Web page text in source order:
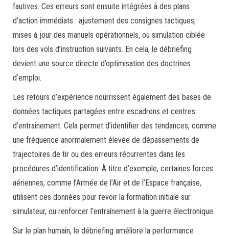
fautives. Ces erreurs sont ensuite intégrées à des plans
d’action immédiats : ajustement des consignes tactiques,
mises à jour des manuels opérationnels, ou simulation ciblée
lors des vols d’instruction suivants. En cela, le débriefing
devient une source directe d’optimisation des doctrines
d’emploi.
Les retours d’expérience nourrissent également des bases de
données tactiques partagées entre escadrons et centres
d’entraînement. Cela permet d’identifier des tendances, comme
une fréquence anormalement élevée de dépassements de
trajectoires de tir ou des erreurs récurrentes dans les
procédures d’identification. À titre d’exemple, certaines forces
aériennes, comme l’Armée de l’Air et de l’Espace française,
utilisent ces données pour revoir la formation initiale sur
simulateur, ou renforcer l’entraînement à la guerre électronique.
Sur le plan humain, le débriefing améliore la performance